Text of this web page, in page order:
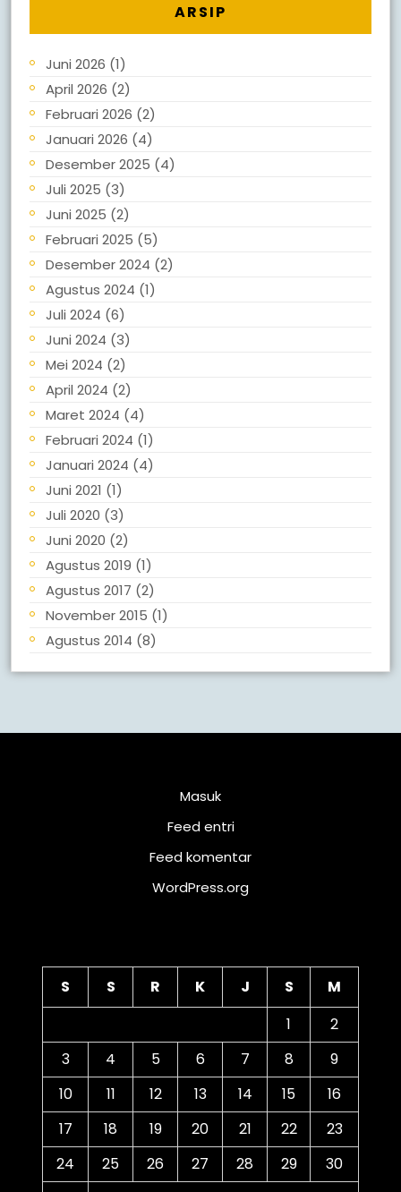
ARSIP
Juni 2026 (1)
April 2026 (2)
Februari 2026 (2)
Januari 2026 (4)
Desember 2025 (4)
Juli 2025 (3)
Juni 2025 (2)
Februari 2025 (5)
Desember 2024 (2)
Agustus 2024 (1)
Juli 2024 (6)
Juni 2024 (3)
Mei 2024 (2)
April 2024 (2)
Maret 2024 (4)
Februari 2024 (1)
Januari 2024 (4)
Juni 2021 (1)
Juli 2020 (3)
Juni 2020 (2)
Agustus 2019 (1)
Agustus 2017 (2)
November 2015 (1)
Agustus 2014 (8)
Masuk
Feed entri
Feed komentar
WordPress.org
S S R K J S
M
1
2
3
4 5 6 7 8
9
10
11 12 13 14 15
16
17
18 19 20 21 22
23
24
25 26 27 28 29
30